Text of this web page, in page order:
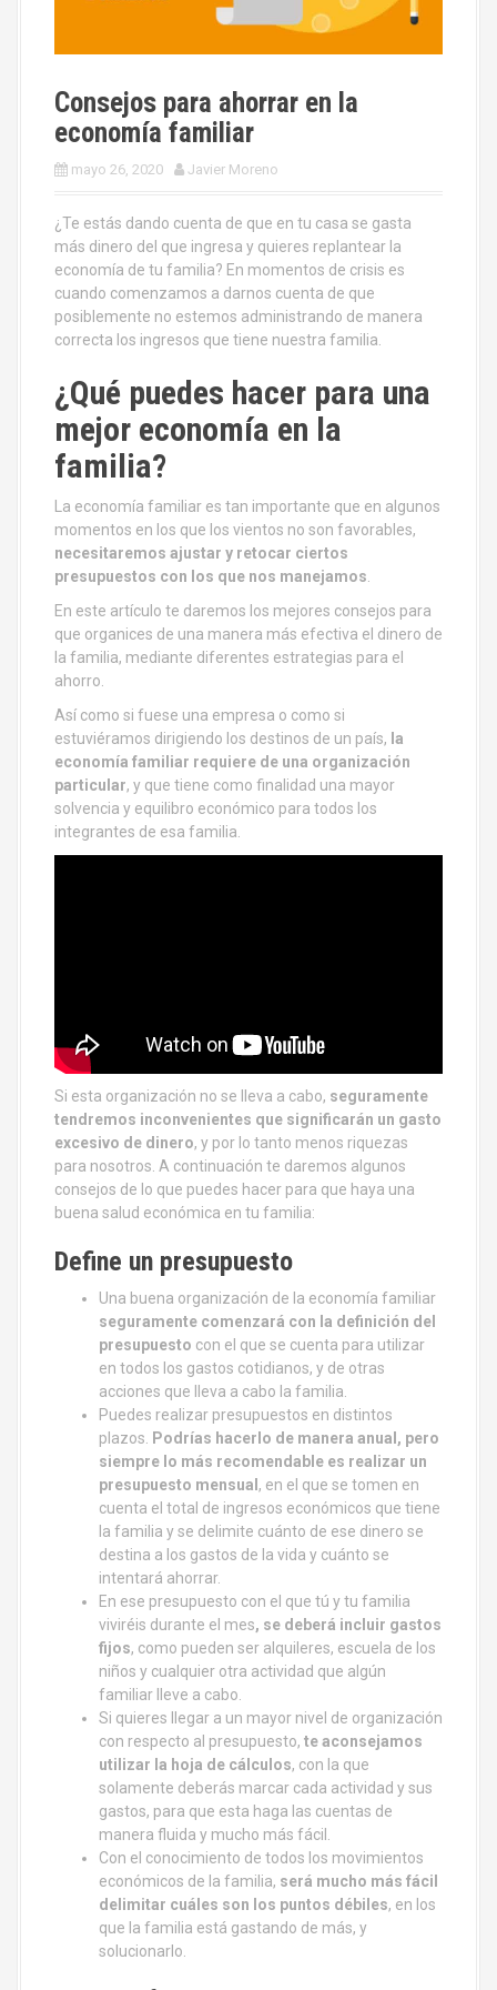
Consejos para ahorrar en la
economía familiar
mayo 26, 2020 Javier Moreno
¿Te estás dando cuenta de que en tu casa se gasta
más dinero del que ingresa y quieres replantear la
economía de tu familia? En momentos de crisis es
cuando comenzamos a darnos cuenta de que
posiblemente no estemos administrando de manera
correcta los ingresos que tiene nuestra familia.
¿Qué puedes hacer para una
mejor economía en la
familia?
La economía familiar es tan importante que en algunos
momentos en los que los vientos no son favorables,
necesitaremos ajustar y retocar ciertos
presupuestos con los que nos manejamos
En este artículo te daremos los mejores consejos para
que organices de una manera más efectiva el dinero de
la familia, mediante diferentes estrategias para el
ahorro.
Así como si fuese una empresa o como si
estuviéramos dirigiendo los destinos de un país, la
economía familiar requiere de una organización
particular, y que tiene como finalidad una mayor
solvencia y equilibro económico para todos los
integrantes de esa familia.
Si esta organización no se lleva a cabo, seguramente
tendremos inconvenientes que significarán un gasto
excesivo de dinero, y por lo tanto menos riquezas
para nosotros. A continuación te daremos algunos
consejos de lo que puedes hacer para que haya una
buena salud económica en tu familia:
Define un presupuesto
Una buena organización de la economía familiar
seguramente comenzará con la definición del
presupuesto con el que se cuenta para utilizar
en todos los gastos cotidianos, y de otras
acciones que lleva a cabo la familia.
Puedes realizar presupuestos en distintos
plazos.
Podrías hacerlo de manera anual, pero
siempre lo más recomendable es realizar un
presupuesto mensual , en el que se tomen en
cuenta el total de ingresos económicos que tiene
la familia y se delimite cuánto de ese dinero se
destina a los gastos de la vida y cuánto se
intentará ahorrar.
En ese presupuesto con el que tú y tu familia
viviréis durante el mes, se deberá incluir gastos
fijos, como pueden ser alquileres, escuela de los
niños y cualquier otra actividad que algún
familiar lleve a cabo.
Si quieres llegar a un mayor nivel de organización
con respecto al presupuesto, te aconsejamos
utilizar la hoja de cálculos, con la que
solamente deberás marcar cada actividad y sus
gastos, para que esta haga las cuentas de
manera fluida y mucho más fácil.
Con el conocimiento de todos los movimientos
económicos de la familia, será mucho más fácil
delimitar cuáles son los puntos débiles, en los
que la familia está gastando de más, y
solucionarlo.